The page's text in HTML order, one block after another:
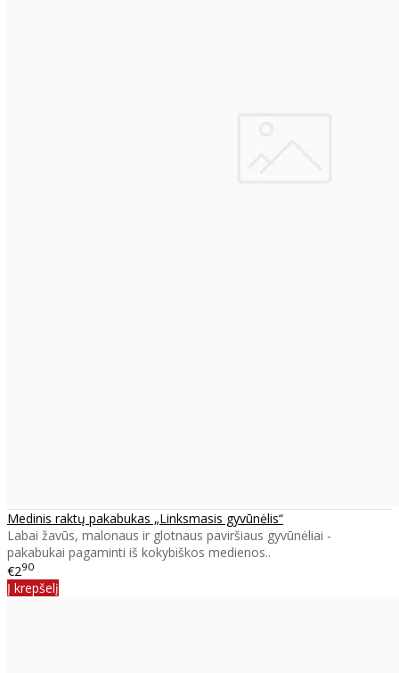
Medinis raktų pakabukas „Linksmasis gyvūnėlis“
Labai žavūs, malonaus ir glotnaus paviršiaus gyvūnėliai -
pakabukai pagaminti iš kokybiškos medienos..
€290
Į krepšelį